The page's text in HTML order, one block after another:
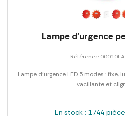
Lampe d'urgence
Référence
Lampe d'urgence LED 5 modes : fixe,
vacillante et
En stock : 1744